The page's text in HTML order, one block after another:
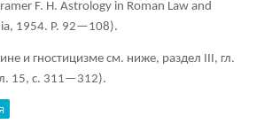
F. Н. Astrology in Roman Law and
1954. P. 92—108).
и гностицизме см. ниже, раздел III, гл.
15, с. 311—312).